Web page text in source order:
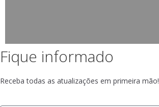
Fique informado
Receba todas as atualizações em primeira mão!